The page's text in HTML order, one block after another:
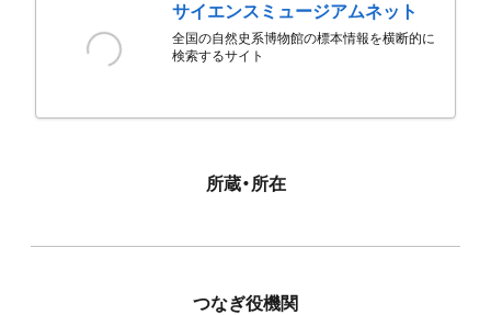
サイエンスミュージアムネット
全国の自然史系博物館の標本情報を横断的に
検索するサイト
所蔵・所在
つなぎ役機関